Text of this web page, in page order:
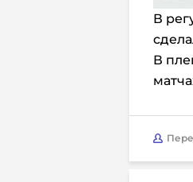
В
В